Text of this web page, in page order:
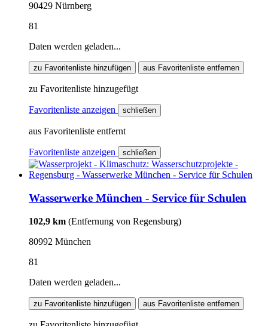
90429 Nürnberg
81
Daten werden geladen...
zu Favoritenliste hinzufügen aus Favoritenliste entfernen
zu Favoritenliste hinzugefügt
Favoritenliste anzeigen schließen
aus Favoritenliste entfernt
Favoritenliste anzeigen schließen
Wasserwerke München - Service für Schulen
102,9 km (Entfernung von Regensburg)
80992 München
81
Daten werden geladen...
zu Favoritenliste hinzufügen aus Favoritenliste entfernen